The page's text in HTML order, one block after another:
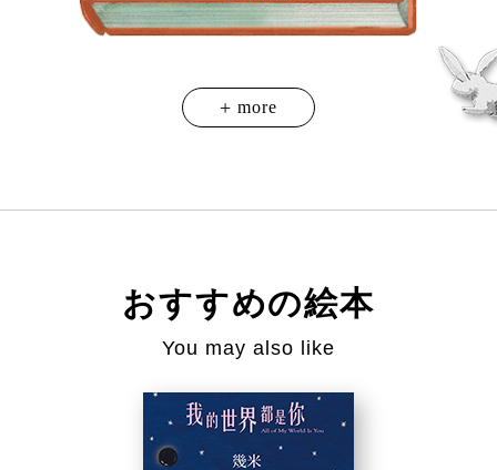
おすすめの絵本
You may also like